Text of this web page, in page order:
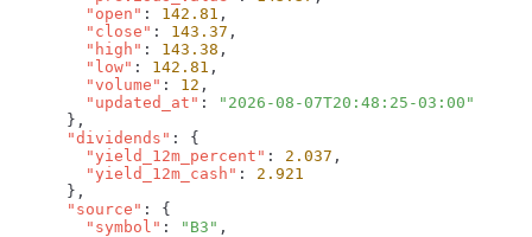
        "open"
: 142.81
        "close"
: 143.37
        "high"
: 143.38
        "low"
: 142.81
        "volume"
: 12
        "updated_at"
:
      "dividends"
        "yield_12m_percent"
: 2.037
        "yield_12m_cash"
:
      "source"
        "symbol"
: "B3"